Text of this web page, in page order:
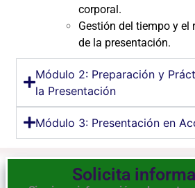
corporal.
Gestión del tiempo y el
de la presentación.
Módulo 2: Preparación y
la Presentación
Módulo 3: Presentación en
Solicita